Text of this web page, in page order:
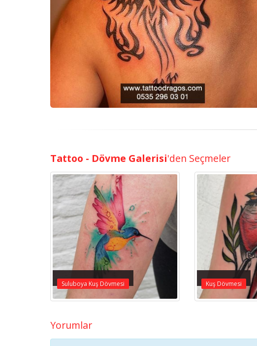
Tattoo - Dövme Galerisi'den Seçmeler
Suluboya Kuş Dövmesi Kuş Dövmesi
Yorumlar